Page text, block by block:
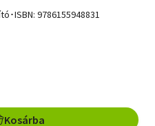
･ISBN: 9786155948831
Kosárba